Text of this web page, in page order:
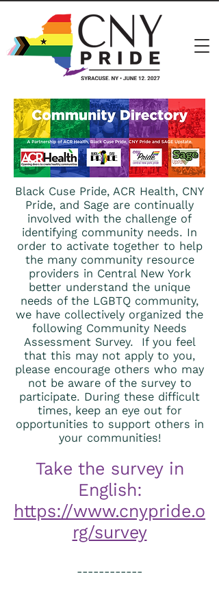
Black Cuse Pride, ACR Health, CNY
Pride, and Sage are continually
involved with the challenge of
identifying community needs. In
order to activate together to help
the many community resource
providers in Central New York
better understand the unique
needs of the LGBTQ community,
we have collectively organized the
following Community Needs
Assessment Survey. If you feel
that this may not apply to you,
please encourage others who may
not be aware of the survey to
participate. During these difficult
times, keep an eye out for
opportunities to support others in
your communities!
Take the survey in
English:
https://www.cnypride.o
rg/survey
------------